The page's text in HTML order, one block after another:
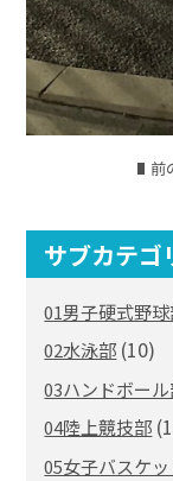
前
サブカテゴ
01男子硬式野
02水泳部 (10)
03ハンドボー
04陸上競技部
05女子バスケ